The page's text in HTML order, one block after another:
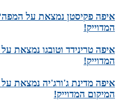
איפה פקיסטן נמצאת על
המדוייק!
איפה טרינידד וטובגו נמצאת
המדוייק!
איפה מדינת ג'ורג'יה נמצאת
המיקום המדוייק!